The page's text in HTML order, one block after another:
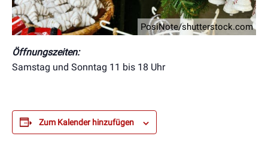
PosiNote/shutterstock.com
Öffnungszeiten:
Samstag und Sonntag 11 bis 18 Uhr
Zum Kalender hinzufügen